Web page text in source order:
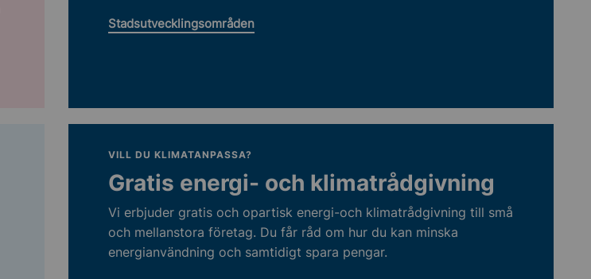
Stadsutvecklingsområden
VILL DU KLIMATANPASSA?
Gratis energi- och klimatrådgivning
Vi erbjuder gratis och opartisk energi-och klimatrådgivning till små
och mellanstora företag. Du får råd om hur du kan minska
energianvändning och samtidigt spara pengar.